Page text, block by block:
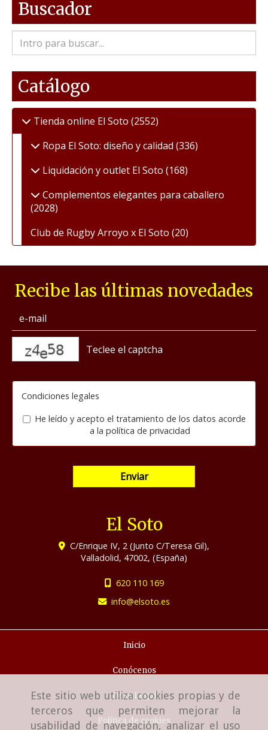
Este sitio web utiliza cookies propias y de
terceros que permiten mejorar la
usabilidad de navegación, analizar el uso
Buscador
Catálogo
Tienda online El Soto (2552)
Ropa El Soto: diseño y calidad (336)
Liquidación y outlet El Soto (168)
Complementos elegantes para caballero
(2028)
Club de Rugby Arroyo x El Soto (20)
Recibe las últimas novedades
Condiciones legales
He leído y acepto el tratamiento de los datos acorde
a la política de privacidad
Enviar
El Soto
C/Enrique IV, 2 (Junto C/Teresa Gil),
Valladolid, 47002, (España)
620 110 169
info
elsoto.es
Inicio
Conócenos
Aviso Legal
Política de cookies